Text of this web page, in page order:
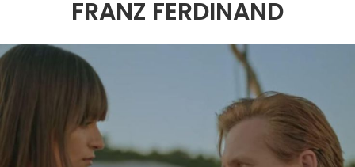
FRANZ FERDINAND